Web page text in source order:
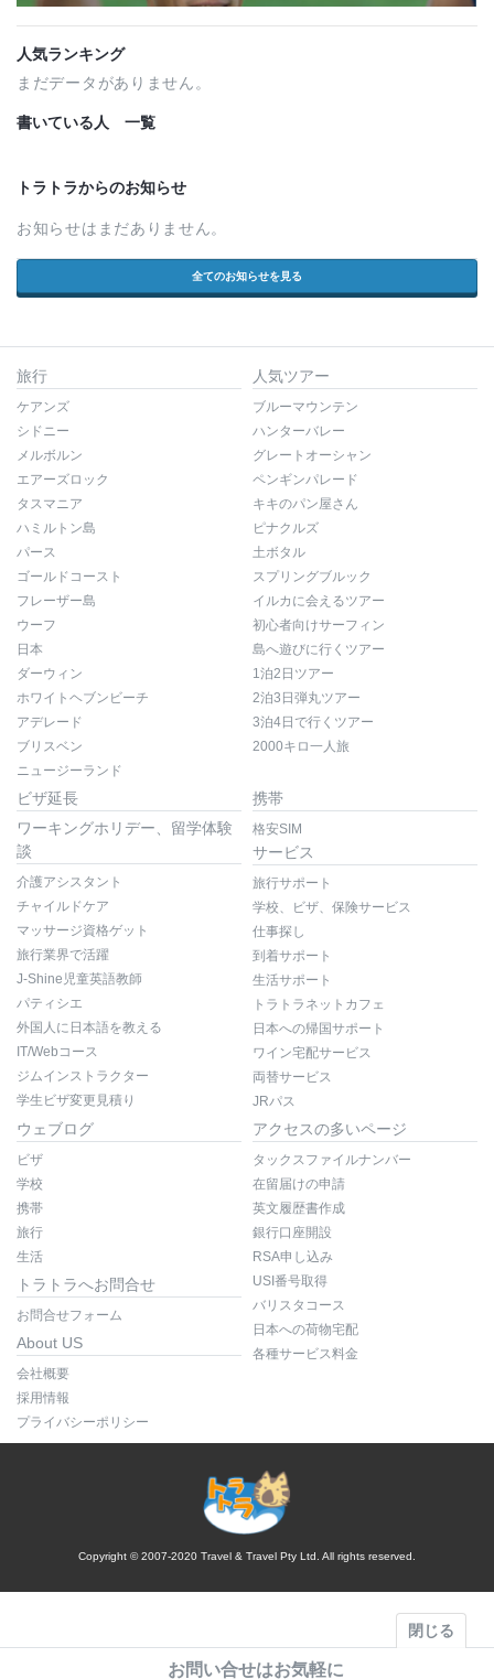
人気ランキング
まだデータがありません。
書いている人 一覧
トラトラからのお知らせ
お知らせはまだありません。
全てのお知らせを見る
旅行
ケアンズ
シドニー
メルボルン
エアーズロック
タスマニア
ハミルトン島
パース
ゴールドコースト
フレーザー島
ウーフ
日本
ダーウィン
ホワイトヘブンビーチ
アデレード
ブリスベン
ニュージーランド
人気ツアー
ブルーマウンテン
ハンターバレー
グレートオーシャン
ペンギンパレード
キキのパン屋さん
ピナクルズ
土ボタル
スプリングブルック
イルカに会えるツアー
初心者向けサーフィン
島へ遊びに行くツアー
1泊2日ツアー
2泊3日弾丸ツアー
3泊4日で行くツアー
2000キロ一人旅
ビザ延長
ワーキングホリデー、留学体験
談
介護アシスタント
チャイルドケア
マッサージ資格ゲット
旅行業界で活躍
J-Shine児童英語教師
パティシエ
外国人に日本語を教える
IT/Webコース
ジムインストラクター
学生ビザ変更見積り
携帯
格安SIM
サービス
旅行サポート
学校、ビザ、保険サービス
仕事探し
到着サポート
生活サポート
トラトラネットカフェ
日本への帰国サポート
ワイン宅配サービス
両替サービス
JRパス
ウェブログ
ビザ
学校
携帯
旅行
生活
トラトラへお問合せ
お問合せフォーム
About US
会社概要
採用情報
プライバシーポリシー
アクセスの多いページ
タックスファイルナンバー
在留届けの申請
英文履歴書作成
銀行口座開設
RSA申し込み
USI番号取得
バリスタコース
日本への荷物宅配
各種サービス料金
Copyright © 2007-2020 Travel & Travel Pty Ltd. All rights reserved.
閉じる
お問い合せはお気軽に